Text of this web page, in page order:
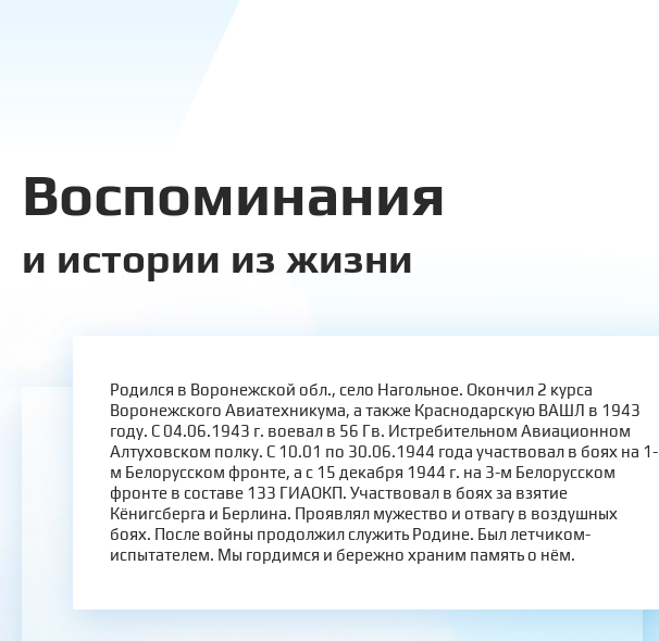
Воспоминания
и истории из жизни
Родился в Воронежской обл., село Нагольное. Окончил 2 курса
Воронежского Авиатехникума, а также Краснодарскую ВАШЛ в 1943
году. С 04.06.1943 г. воевал в 56 Гв. Истребительном Авиационном
Алтуховском полку. С 10.01 по 30.06.1944 года участвовал в боях на 1-
м Белорусском фронте, а с 15 декабря 1944 г. на 3-м Белорусском
фронте в составе 133 ГИАОКП. Участвовал в боях за взятие
Кёнигсберга и Берлина. Проявлял мужество и отвагу в воздушных
боях. После войны продолжил служить Родине. Был летчиком-
испытателем. Мы гордимся и бережно храним память о нём.